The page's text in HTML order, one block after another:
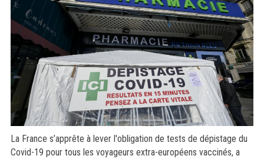
La France s’apprête à lever l'obligation de tests de dépistage du
Covid-19 pour tous les voyageurs extra-européens vaccinés, a